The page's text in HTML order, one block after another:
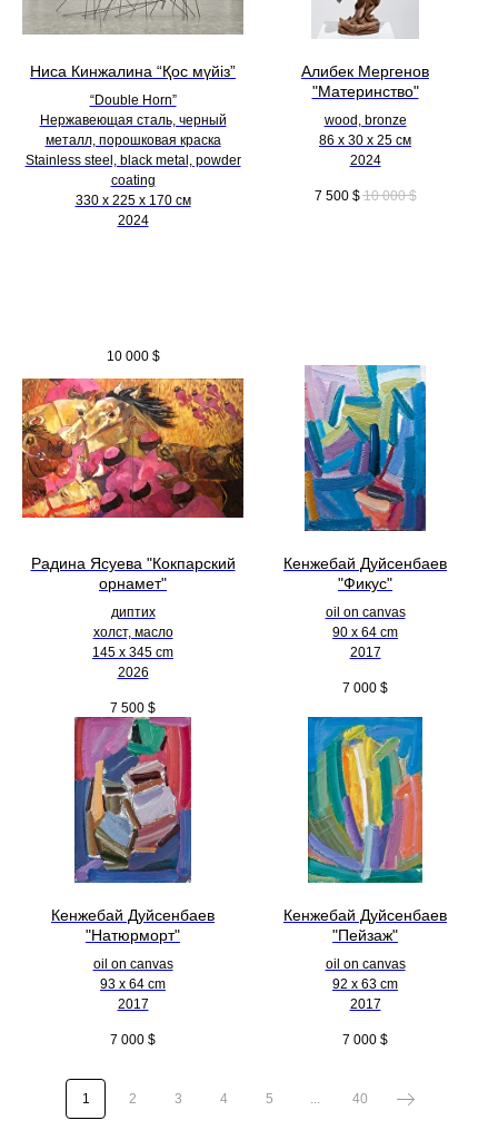
Ниса Кинжалина “Қос мүйіз”
“Double Horn”
Нержавеющая сталь, черный
металл, порошковая краска
Stainless steel, black metal, powder
coating
330 х 225 х 170 см
2024
10 000 $
Алибек Мергенов
"Материнство"
wood, bronze
86 х 30 х 25 см
2024
7 500 $ 10 000 $
Радина Ясуева "Кокпарский
орнамет"
диптих
холст, масло
145 х 345 cm
2026
7 500 $
Кенжебай Дуйсенбаев
"Фикус"
oil on canvas
90 x 64 cm
2017
7 000 $
Кенжебай Дуйсенбаев
"Натюрморт"
oil on canvas
93 x 64 cm
2017
7 000 $
Кенжебай Дуйсенбаев
"Пейзаж"
oil on canvas
92 x 63 cm
2017
7 000 $
1 2 3 4 5 ... 40